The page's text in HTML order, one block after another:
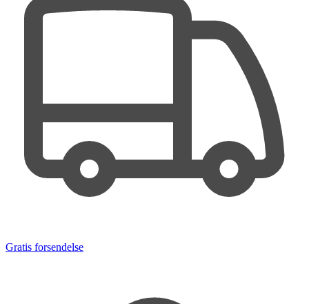
Gratis forsendelse